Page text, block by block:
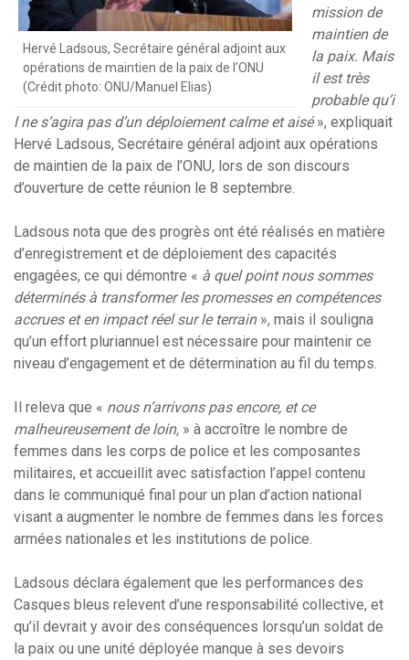
Hervé Ladsous, Secrétaire général adjoint aux
opérations de maintien de la paix de l’ONU
(Crédit photo: ONU/Manuel Elias)
mission de
maintien de
la paix. Mais
il est très
probable qu’i
l ne s’agira pas d’un déploiement calme et aisé», expliquait
Hervé Ladsous, Secrétaire général adjoint aux opérations
de maintien de la paix de l’ONU, lors de son discours
d’ouverture de cette réunion le 8 septembre.
Ladsous nota que des progrès ont été réalisés en matière
d’enregistrement et de déploiement des capacités
engagées, ce qui démontre « à quel point nous sommes
déterminés à transformer les promesses en compétences
accrues et en impact réel sur le terrain», mais il souligna
qu’un effort pluriannuel est nécessaire pour maintenir ce
niveau d’engagement et de détermination au fil du temps.
Il releva que « nous n’arrivons pas encore, et ce
malheureusement de loin, » à accroître le nombre de
femmes dans les corps de police et les composantes
militaires, et accueillit avec satisfaction l’appel contenu
dans le communiqué final pour un plan d’action national
visant a augmenter le nombre de femmes dans les forces
armées nationales et les institutions de police.
Ladsous déclara également que les performances des
Casques bleus relevent d’une responsabilité collective, et
qu’il devrait y avoir des conséquences lorsqu’un soldat de
la paix ou une unité déployée manque à ses devoirs